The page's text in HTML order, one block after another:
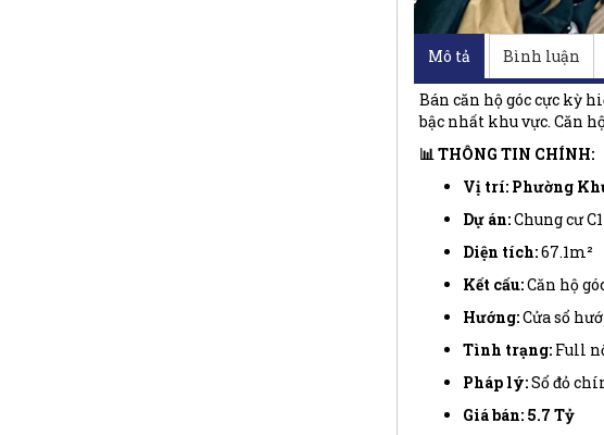
Mô tả Bình luận
Bán căn hộ góc cực kỳ
bậc nhất khu vực. Căn
📊 THÔNG TIN CHÍNH:
Vị trí: Phường
Dự án:Chung cư
Diện tích:67.1m²
Kết cấu:Căn hộ
Hướng:Cửa sổ
Tình trạng:Full
Pháp lý:Sổ đỏ
Giá bán: 5.7 Tỷ